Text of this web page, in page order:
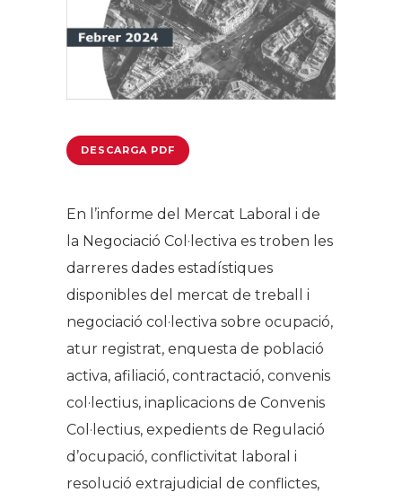
DESCARGA PDF
En l’informe del Mercat Laboral i de
la Negociació Col·lectiva es troben les
darreres dades estadístiques
disponibles del mercat de treball i
negociació col·lectiva sobre ocupació,
atur registrat, enquesta de població
activa, afiliació, contractació, convenis
col·lectius, inaplicacions de Convenis
Col·lectius, expedients de Regulació
d’ocupació, conflictivitat laboral i
resolució extrajudicial de conflictes,